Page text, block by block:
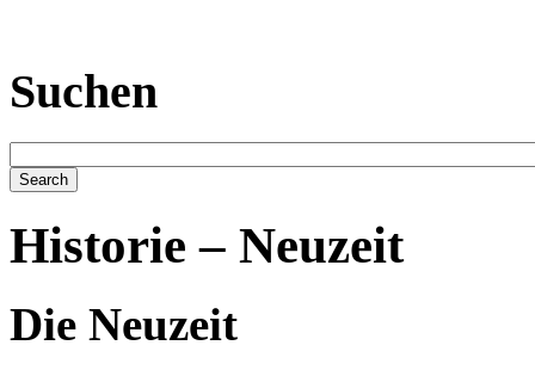
Suchen
Historie – Neuzeit
Die Neuzeit